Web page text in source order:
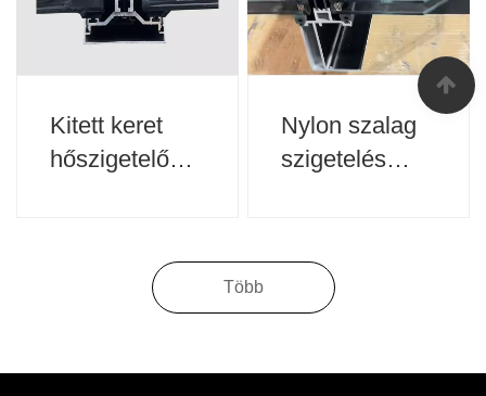
Kitett keret
hőszigetelő
Nylon szalag
szigetelés
fali profil
Több